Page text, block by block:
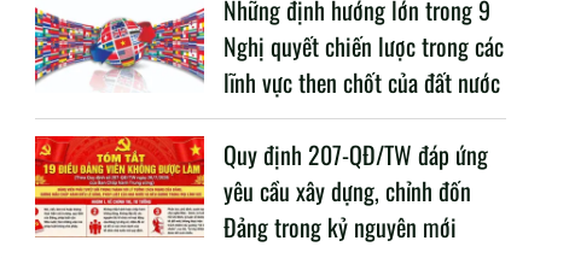
Những định hướng lớn trong 9
Nghị quyết chiến lược trong các
lĩnh vực then chốt của đất nước
Quy định 207-QĐ/TW đáp ứng
yêu cầu xây dựng, chỉnh đốn
Đảng trong kỷ nguyên mới